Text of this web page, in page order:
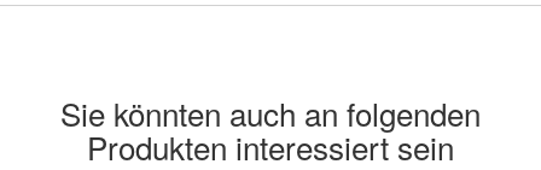
Sie könnten auch an folgenden
Produkten interessiert sein